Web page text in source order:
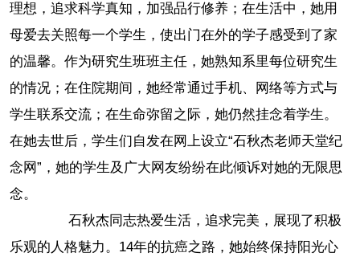
理想，追求科学真知，加强品行修养；在生活中，她用
母爱去关照每一个学生，使出门在外的学子感受到了家
的温馨。作为研究生班班主任，她熟知系里每位研究生
的情况；在住院期间，她经常通过手机、网络等方式与
学生联系交流；在生命弥留之际，她仍然挂念着学生。
在她去世后，学生们自发在网上设立“石秋杰老师天堂纪
念网”，她的学生及广大网友纷纷在此倾诉对她的无限思
念。
石秋杰同志热爱生活，追求完美，展现了积极
乐观的人格魅力。14年的抗癌之路，她始终保持阳光心